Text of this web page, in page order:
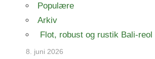
Populære
Arkiv
Flot, robust og rustik Bali-reol
8. juni 2026